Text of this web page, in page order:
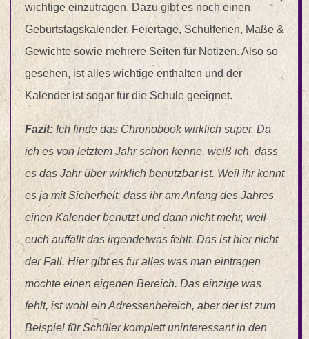
wichtige einzutragen. Dazu gibt es noch einen
Geburtstagskalender, Feiertage, Schulferien, Maße &
Gewichte sowie mehrere Seiten für Notizen. Also so
gesehen, ist alles wichtige enthalten und der
Kalender ist sogar für die Schule geeignet.
Fazit: Ich finde das Chronobook wirklich super. Da
ich es von letztem Jahr schon kenne, weiß ich, dass
es das Jahr über wirklich benutzbar ist. Weil ihr kennt
es ja mit Sicherheit, dass ihr am Anfang des Jahres
einen Kalender benutzt und dann nicht mehr, weil
euch auffällt das irgendetwas fehlt. Das ist hier nicht
der Fall. Hier gibt es für alles was man eintragen
möchte einen eigenen Bereich. Das einzige was
fehlt, ist wohl ein Adressenbereich, aber der ist zum
Beispiel für Schüler komplett uninteressant in den